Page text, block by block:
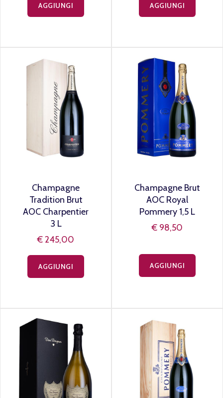
AGGIUNGI AGGIUNGI
Champagne
Tradition Brut
AOC Charpentier
3 L
€ 245,00
AGGIUNGI
Champagne Brut
AOC Royal
Pommery 1,5 L
€ 98,50
AGGIUNGI